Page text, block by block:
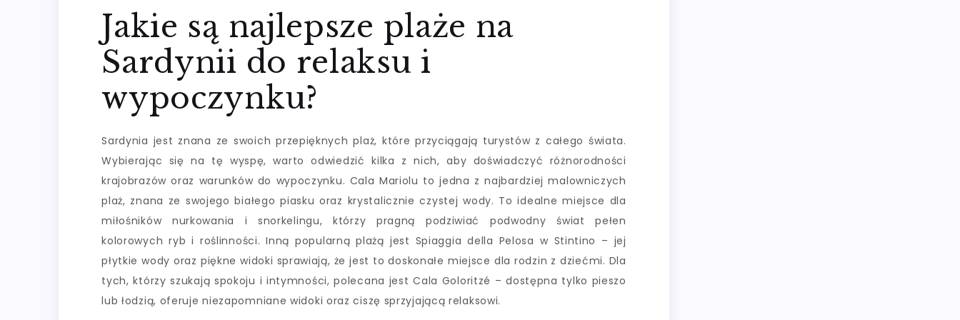
Jakie są najlepsze plaże na
Sardynii do relaksu i
wypoczynku?
Sardynia jest znana ze swoich przepięknych plaż, które przyciągają turystów z całego świata.
Wybierając się na tę wyspę, warto odwiedzić kilka z nich, aby doświadczyć różnorodności
krajobrazów oraz warunków do wypoczynku. Cala Mariolu to jedna z najbardziej malowniczych
plaż, znana ze swojego białego piasku oraz krystalicznie czystej wody. To idealne miejsce dla
miłośników nurkowania i snorkelingu, którzy pragną podziwiać podwodny świat pełen
kolorowych ryb i roślinności. Inną popularną plażą jest Spiaggia della Pelosa w Stintino – jej
płytkie wody oraz piękne widoki sprawiają, że jest to doskonałe miejsce dla rodzin z dziećmi. Dla
tych, którzy szukają spokoju i intymności, polecana jest Cala Goloritzé – dostępna tylko pieszo
lub łodzią, oferuje niezapomniane widoki oraz ciszę sprzyjającą relaksowi.